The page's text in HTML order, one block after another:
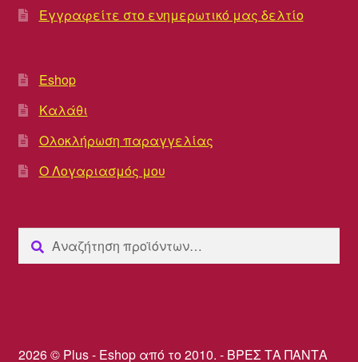
Εγγραφείτε στο ενημερωτικό μας δελτίο
Eshop
Καλάθι
Ολοκλήρωση παραγγελίας
Ο Λογαριασμός μου
Αναζήτηση
για:
Αναζήτηση
2026 © Plus - Eshop από το 2010. - ΒΡΕΣ ΤΑ ΠΑΝΤΑ